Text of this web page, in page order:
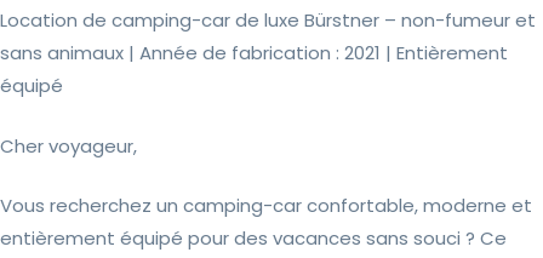
Location de camping-car de luxe Bürstner – non-fumeur et
sans animaux | Année de fabrication : 2021 | Entièrement
équipé
Cher voyageur,
Vous recherchez un camping-car confortable, moderne et
entièrement équipé pour des vacances sans souci ? Ce